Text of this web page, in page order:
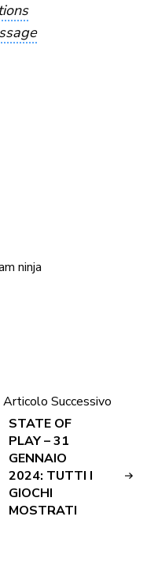
ninja
Articolo Successivo
STATE OF
PLAY – 31
GENNAIO
2024: TUTTI I
GIOCHI
MOSTRATI